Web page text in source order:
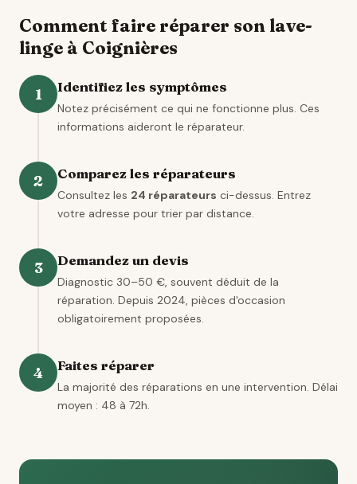
Comment faire réparer son lave-
linge à Coignières
1 Identifiez les symptômes
Notez précisément ce qui ne fonctionne plus. Ces
informations aideront le réparateur.
2 Comparez les réparateurs
Consultez les 24 réparateurs ci-dessus. Entrez
votre adresse pour trier par distance.
3 Demandez un devis
Diagnostic 30–50 €, souvent déduit de la
réparation. Depuis 2024, pièces d'occasion
obligatoirement proposées.
4 Faites réparer
La majorité des réparations en une intervention. Délai
moyen : 48 à 72h.